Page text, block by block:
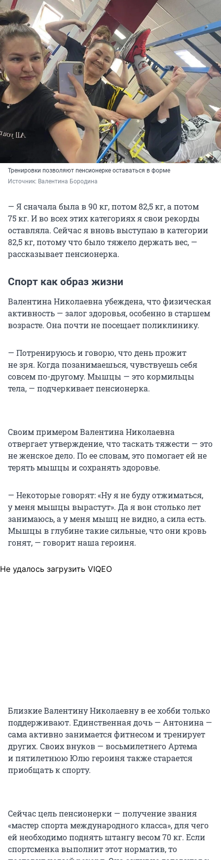
Тренировки позволяют пенсионерке оставаться в форме
Источник: Валентина Бородина
— Я сначала была в 90 кг, потом 82,5 кг, а потом
75 кг. И во всех этих категориях я свои рекорды
оставляла. Сейчас я вновь выступаю в категории
82,5 кг, потому что было тяжело держать вес, —
рассказывает пенсионерка.
Спорт как образ жизни
Валентина Николаевна убеждена, что физическая
активность — залог здоровья, особенно в старшем
возрасте. Она почти не посещает поликлинику.
— Потренируюсь и говорю, что день прожит
не зря. Когда позанимаешься, чувствуешь себя
совсем по-другому. Мышцы — это кормильцы
тела, — подчеркивает пенсионерка.
Своим примером Валентина Николаевна
отвергает утверждение, что таскать тяжести — это
не женское дело. По ее словам, это помогает ей не
терять мышцы и сохранять здоровье.
— Некоторые говорят: «Ну я не буду отжиматься,
у меня мышцы вырастут». Да я вон столько лет
занимаюсь, а у меня мышц не видно, а сила есть.
Мышцы в глубине такие сильные, что они кровь
гонят, — говорит наша героиня.
Не удалось загрузить VIQEO
Близкие Валентину Николаевну в ее хобби только
поддерживают. Единственная дочь — Антонина —
сама активно занимается фитнесом и тренирует
других. Своих внуков — восьмилетнего Артема
и пятилетнюю Юлю героиня также старается
приобщать к спорту.
Сейчас цель пенсионерки — получение звания
«мастер спорта международного класса», для чего
ей необходимо поднять штангу весом 70 кг. Если
спортсменка выполнит этот норматив, то